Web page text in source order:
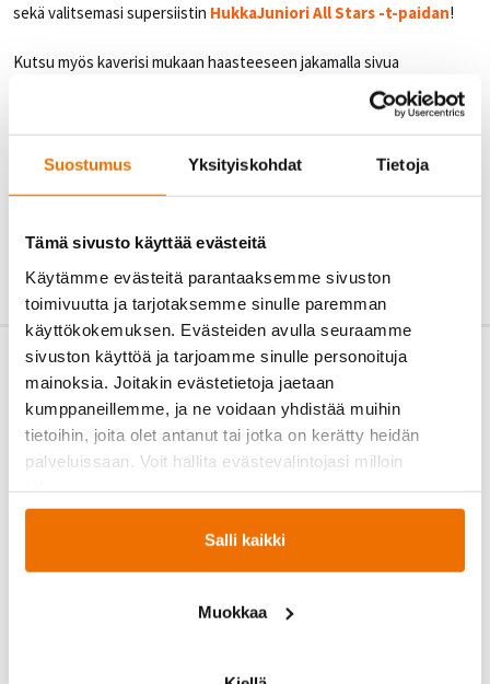
Suostumus Yksityiskohdat Tietoja
Tämä sivusto käyttää evästeitä
Käytämme evästeitä parantaaksemme sivuston
toimivuutta ja tarjotaksemme sinulle paremman
käyttökokemuksen. Evästeiden avulla seuraamme
sivuston käyttöä ja tarjoamme sinulle personoituja
mainoksia. Joitakin evästetietoja jaetaan
kumppaneillemme, ja ne voidaan yhdistää muihin
tietoihin, joita olet antanut tai jotka on kerätty heidän
palveluissaan. Voit hallita evästevalintojasi milloin
Salli kaikki
Muokkaa
sekä valitsemasi supersiistin HukkaJuniori All Stars -t-paidan!
Kutsu myös kaverisi mukaan haasteeseen jakamalla sivua
WhatsAppissa – postatkaa fiiliksenne haasteesta hashtagilla
Ilmoittautuminen
päättynyt